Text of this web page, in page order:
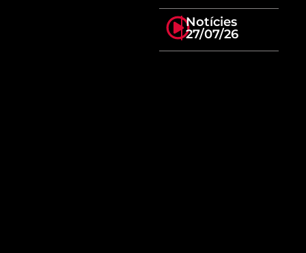
Notícies
27/07/26